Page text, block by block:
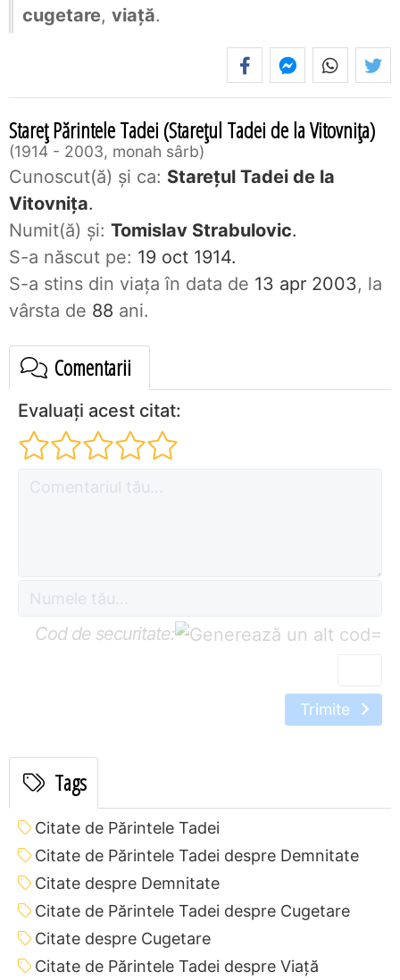
cugetare, viață.
Stareț Părintele Tadei (Starețul Tadei de la Vitovnița)
1914 - 2003, monah sârb
Cunoscut(ă) și ca: Starețul Tadei de la
Vitovnița.
Numit(ă) și: Tomislav Strabulovic.
S-a născut pe: 19 oct 1914.
S-a stins din viaţa în data de 13 apr 2003, la
vârsta de 88 ani.
Comentarii
Evaluați acest citat:
Cod de securitate: =
Trimite
Tags
Citate de Părintele Tadei
Citate de Părintele Tadei despre Demnitate
Citate despre Demnitate
Citate de Părintele Tadei despre Cugetare
Citate despre Cugetare
Citate de Părintele Tadei despre Viață